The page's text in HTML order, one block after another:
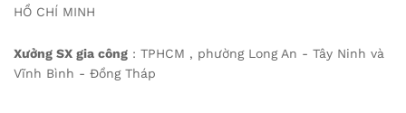
HỒ CHÍ MINH
Xưởng SX gia công : TPHCM , phường Long An - Tây Ninh và
Vĩnh Bình - Đồng Tháp